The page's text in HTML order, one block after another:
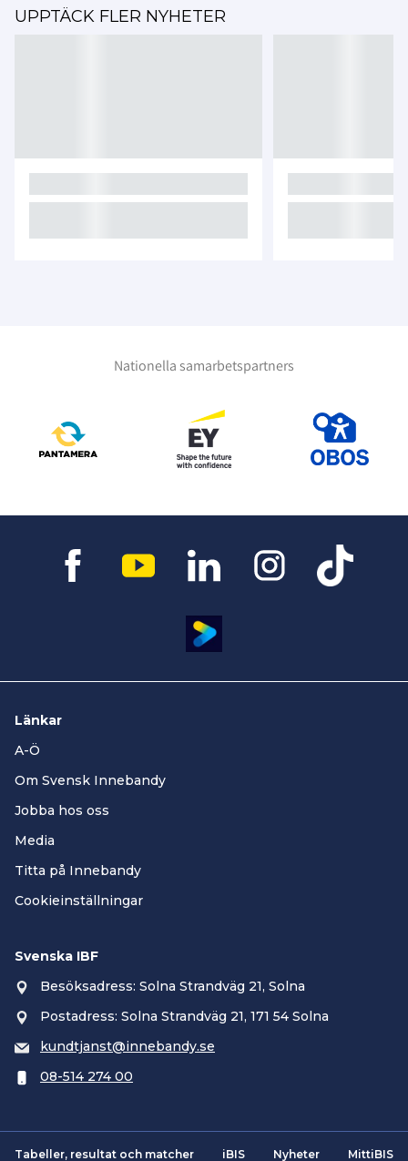
UPPTÄCK FLER NYHETER
Nationella samarbetspartners
Länkar
A-Ö
Om Svensk Innebandy
Jobba hos oss
Media
Titta på Innebandy
Cookieinställningar
Svenska IBF
Besöksadress: Solna Strandväg 21, Solna
Postadress: Solna Strandväg 21, 171 54 Solna
kundtjanst@innebandy.se
08-514 274 00
Tabeller, resultat och matcher iBIS Nyheter MittiBIS